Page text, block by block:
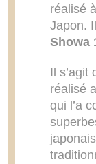
réalisé
Japon.
Showa
Il s’agit
réalisé
qui l’a